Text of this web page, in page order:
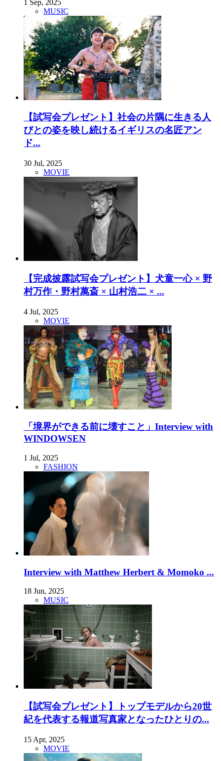
1 Sep, 2025
MUSIC
【試写会プレゼント】社会の片隅に生きる人
びとの姿を映し続けるイギリスの名匠アン
ド...
30 Jul, 2025
MOVIE
【完成披露試写会プレゼント】犬童一心 × 野
村万作・野村萬斎 × 山村浩二 × ...
4 Jul, 2025
MOVIE
「境界ができる前に壊すこと」Interview with
WINDOWSEN
1 Jul, 2025
FASHION
Interview with Matthew Herbert & Momoko ...
18 Jun, 2025
MUSIC
【試写会プレゼント】トップモデルから20世
紀を代表する報道写真家となったひとりの...
15 Apr, 2025
MOVIE